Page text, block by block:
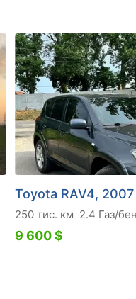
Toyota RAV4, 2007
250 тис. км 2.4 Газ/
9 600 $